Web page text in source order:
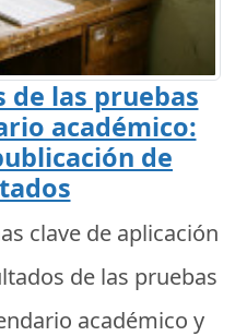
de las pruebas
académico:
de
clave de aplicación
de las pruebas
académico y